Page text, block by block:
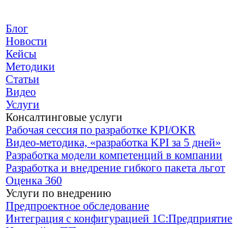
Блог
Новости
Кейсы
Методики
Статьи
Видео
Услуги
Консалтинговые услуги
Рабочая сессия по разработке KPI/OKR
Видео-методика, «разработка KPI за 5 дней»
Разработка модели компетенций в компании
Разработка и внедрение гибкого пакета льгот
Оценка 360
Услуги по внедрению
Предпроектное обследование
Интеграция с конфигурацией 1С:Предприятие